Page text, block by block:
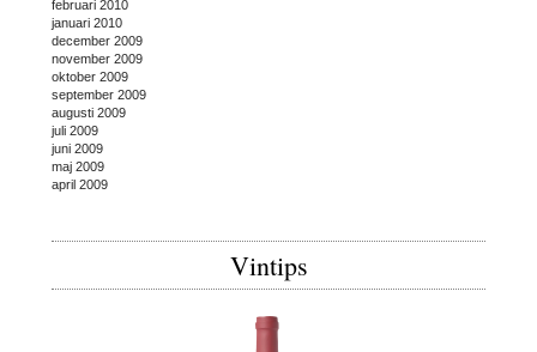
februari 2010
januari 2010
december 2009
november 2009
oktober 2009
september 2009
augusti 2009
juli 2009
juni 2009
maj 2009
april 2009
Vintips